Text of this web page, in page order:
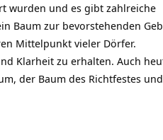
wurden und es gibt zahlreiche
Baum zur bevorstehenden
Mittelpunkt vieler Dörfer.
Klarheit zu erhalten. Auch
der Baum des Richtfestes und